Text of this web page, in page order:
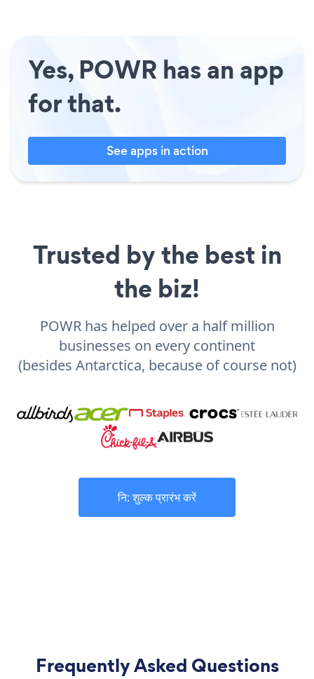
Yes, POWR has an app
for that.
See apps in action
Trusted by the best in
the biz!
POWR has helped over a half million
businesses on every continent
(besides Antarctica, because of course not)
नि: शुल्क प्रारंभ करें
Frequently Asked Questions